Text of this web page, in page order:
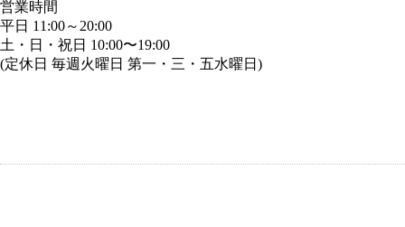
営業時間
平日 11:00～20:00
土・日・祝日 10:00〜19:00
(定休日 毎週火曜日 第一・三・五水曜日)